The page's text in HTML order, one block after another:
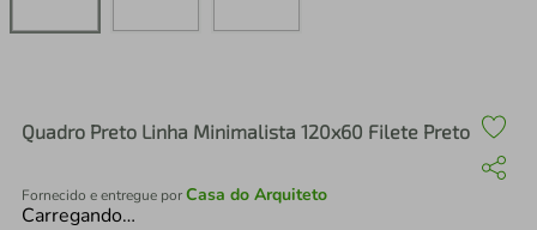
Quadro Preto Linha Minimalista 120x60 Filete Preto
Fornecido e entregue porCasa do Arquiteto
Carregando…